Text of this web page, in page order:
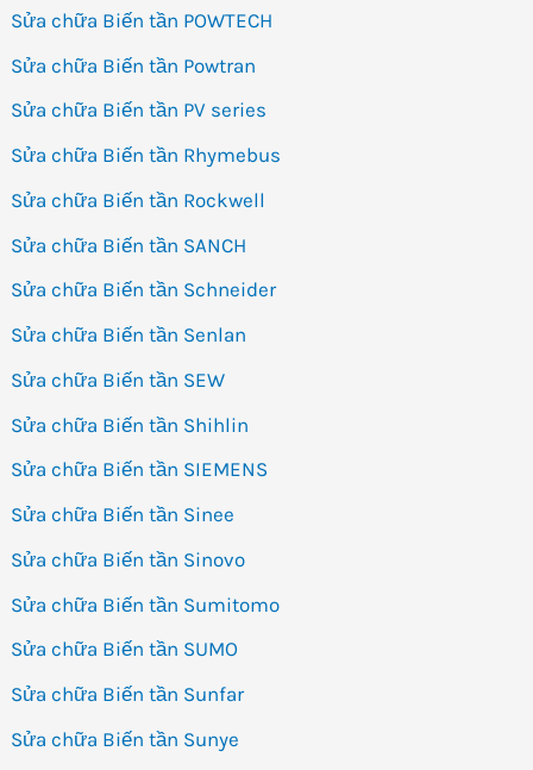
Sửa chữa Biến tần POWTECH
Sửa chữa Biến tần Powtran
Sửa chữa Biến tần PV series
Sửa chữa Biến tần Rhymebus
Sửa chữa Biến tần Rockwell
Sửa chữa Biến tần SANCH
Sửa chữa Biến tần Schneider
Sửa chữa Biến tần Senlan
Sửa chữa Biến tần SEW
Sửa chữa Biến tần Shihlin
Sửa chữa Biến tần SIEMENS
Sửa chữa Biến tần Sinee
Sửa chữa Biến tần Sinovo
Sửa chữa Biến tần Sumitomo
Sửa chữa Biến tần SUMO
Sửa chữa Biến tần Sunfar
Sửa chữa Biến tần Sunye